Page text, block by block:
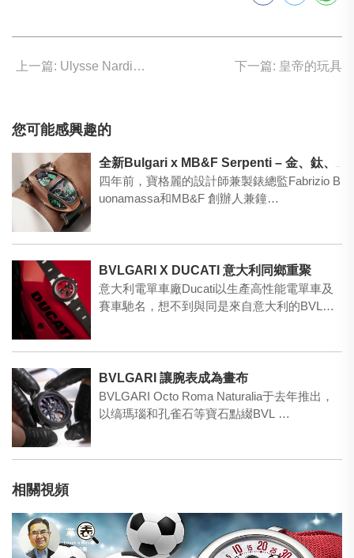
上一篇: Ulysse Nardin 不懂天文學 也能戴天文表 下一篇: 皇帝的玩具
您可能感興趣的
四年前，寶格麗的設計師兼製錶總監Fabrizio B
uonamassa和MB&F 創辦人兼鐘…
BVLGARI X DUCATI 意大利同鄉重聚
意大利電單車廠Ducati以生產高性能電單車及
賽車馳名，想不到與同是來自意大利的BVLGA
BVLGARI 讓腕表成為畫布
BVLGARI Octo Roma Naturalia于去年推出，
以缟瑪瑙和孔雀石等寶石點綴BVL …
相關視頻